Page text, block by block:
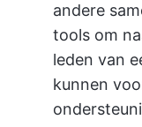
andere
tools om
leden van
kunnen